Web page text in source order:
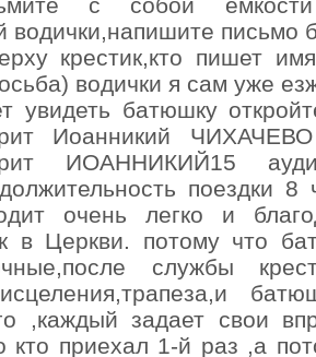
водички,напишите письмо
крестик,кто пишет
водички я сам уже
увидеть батюшку
Иоанникий
ИОАННИКИЙ15
поездки
очень легко и
в Церкви. потому что
службы
,каждый задает свои
кто приехал 1-й раз ,а